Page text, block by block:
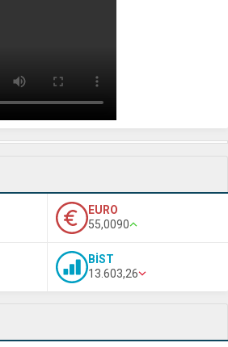
EURO
55,0090
BİST
13.603,26